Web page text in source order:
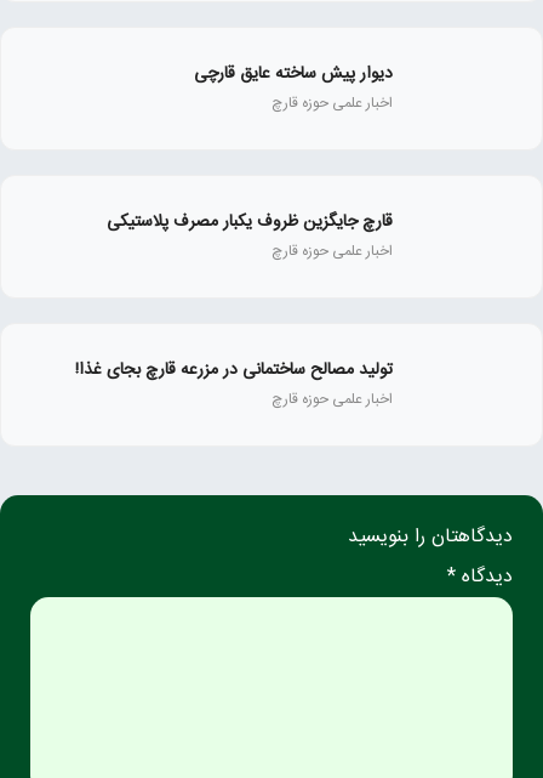
دیوار پیش ساخته عایق قارچی
اخبار علمی حوزه قارچ
قارچ جایگزین ظروف یکبار مصرف پلاستیکی
اخبار علمی حوزه قارچ
تولید مصالح ساختمانی در مزرعه قارچ بجای غذا!
اخبار علمی حوزه قارچ
دیدگاهتان را بنویسید
دیدگاه *